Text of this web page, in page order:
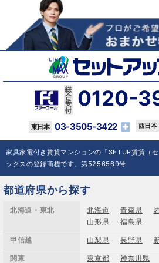
0120-
03-3505-3422
家具家電付き賃貸マンションの「SETUP賃貸（
ックスの登録商標です。第5256569号
都道府県から探す
北海道・東北 北海道 青森県
山形県
福島県
甲信越 山梨県 長野県
関東 東京都 神奈川県